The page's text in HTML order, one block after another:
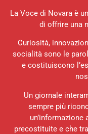
La Voce di Novara è
di offrire una
Curiosità,
socialità sono le
e costituiscono
Un giornale
sempre più
precostituite e che